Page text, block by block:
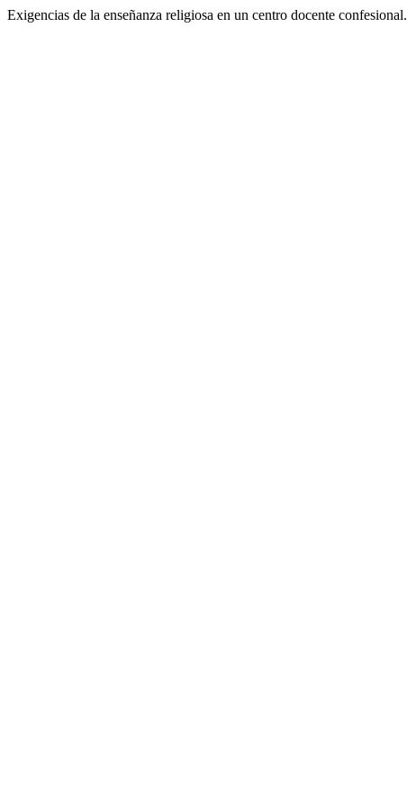
Exigencias de la enseñanza religiosa en un centro docente confesional.